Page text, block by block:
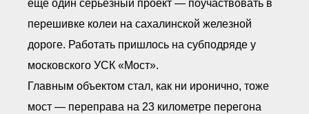
еще один серьезный проект — поучаствовать в
перешивке колеи на сахалинской железной
дороге. Работать пришлось на субподряде у
московского УСК «Мост».
Главным объектом стал, как ни иронично, тоже
мост — переправа на 23 километре перегона